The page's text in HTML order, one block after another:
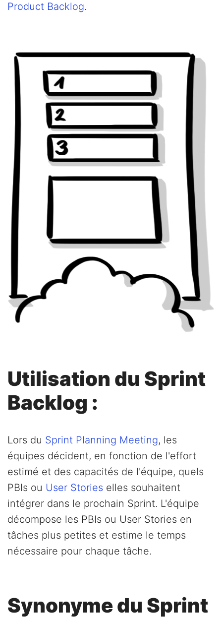
Product Backlog.
Utilisation du Sprint
Backlog :
Lors du Sprint Planning Meeting, les
équipes décident, en fonction de l'effort
estimé et des capacités de l'équipe, quels
PBIs ou User Stories elles souhaitent
intégrer dans le prochain Sprint. L'équipe
décompose les PBIs ou User Stories en
tâches plus petites et estime le temps
nécessaire pour chaque tâche.
Synonyme du Sprint